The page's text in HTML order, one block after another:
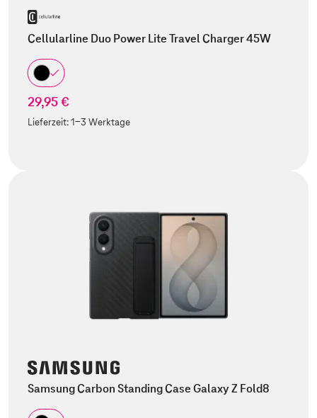
Cellularline Duo Power Lite Travel Charger 45W
29,95 €
Lieferzeit:1-3 Werktage
Samsung Carbon Standing Case Galaxy Z Fold8